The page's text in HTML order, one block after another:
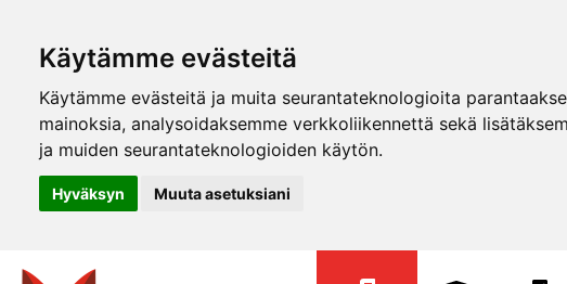
Käytämme evästeitä
Käytämme evästeitä ja muita seurantateknologioita
mainoksia, analysoidaksemme verkkoliikennettä sekä
ja muiden seurantateknologioiden käytön.
Hyväksyn Muuta asetuksiani